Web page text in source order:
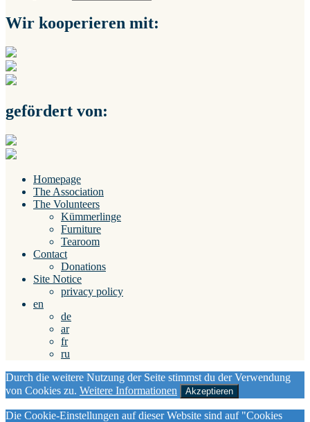
Wir kooperieren mit:
gefördert von:
Homepage
The Association
The Volunteers
Kümmerlinge
Furniture
Tearoom
Contact
Donations
Site Notice
privacy policy
en
de
ar
fr
ru
Durch die weitere Nutzung der Seite stimmst du der Verwendung
von Cookies zu. Weitere Informationen Akzeptieren
Die Cookie-Einstellungen auf dieser Website sind auf "Cookies